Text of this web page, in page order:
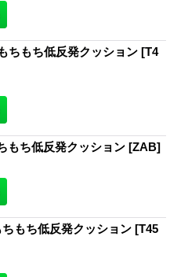
ちもち低反発クッション [T4
ち低反発クッション [ZAB]
もち低反発クッション [T45